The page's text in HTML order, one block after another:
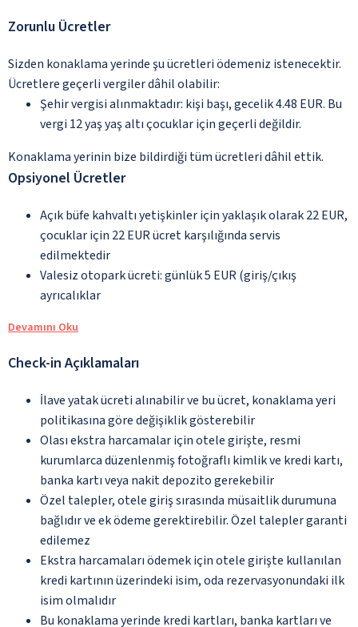
Zorunlu Ücretler
Sizden konaklama yerinde şu ücretleri ödemeniz istenecektir.
Ücretlere geçerli vergiler dâhil olabilir:
Şehir vergisi alınmaktadır: kişi başı, gecelik 4.48 EUR. Bu
vergi 12 yaş yaş altı çocuklar için geçerli değildir.
Konaklama yerinin bize bildirdiği tüm ücretleri dâhil ettik.
Opsiyonel Ücretler
Açık büfe kahvaltı yetişkinler için yaklaşık olarak 22 EUR,
çocuklar için 22 EUR ücret karşılığında servis
edilmektedir
Valesiz otopark ücreti: günlük 5 EUR (giriş/çıkış
ayrıcalıklar
Devamını Oku
Check-in Açıklamaları
İlave yatak ücreti alınabilir ve bu ücret, konaklama yeri
politikasına göre değişiklik gösterebilir
Olası ekstra harcamalar için otele girişte, resmi
kurumlarca düzenlenmiş fotoğraflı kimlik ve kredi kartı,
banka kartı veya nakit depozito gerekebilir
Özel talepler, otele giriş sırasında müsaitlik durumuna
bağlıdır ve ek ödeme gerektirebilir. Özel talepler garanti
edilemez
Ekstra harcamaları ödemek için otele girişte kullanılan
kredi kartının üzerindeki isim, oda rezervasyonundaki ilk
isim olmalıdır
Bu konaklama yerinde kredi kartları, banka kartları ve